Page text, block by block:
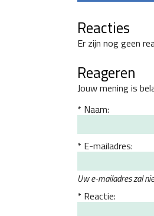
Reacties
Er zijn nog geen
Reageren
Jouw mening is
Naam:
E-mailadres:
Uw e-mailadres zal
Reactie: